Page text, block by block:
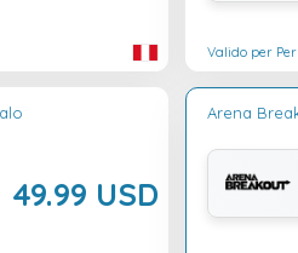
Valido per
49.99 USD
Arena